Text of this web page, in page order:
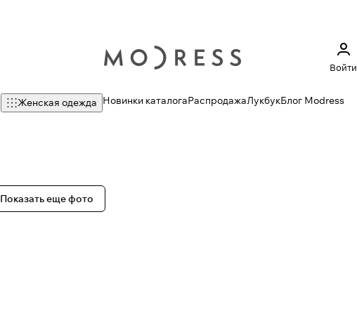
Войти
Женская одежда Новинки каталогаРаспродажаЛукбукБлог Modress
Показать еще фото